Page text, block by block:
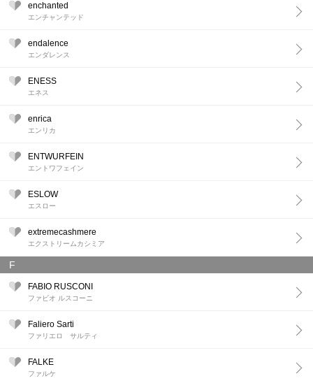
enchanted
エンチャンテッド
endalence
エンダレンス
ENESS
エネス
enrica
エンリカ
ENTWURFEIN
エントワフェイン
ESLOW
エスロー
extremecashmere
エクストリームカシミア
F
FABIO RUSCONI
ファビオ ルスコーニ
Faliero Sarti
ファリエロ サルティ
FALKE
ファルケ